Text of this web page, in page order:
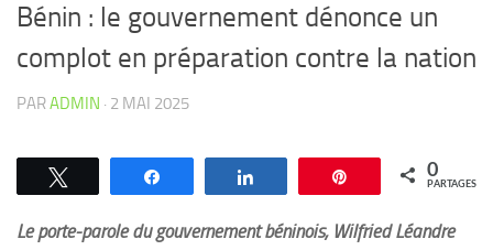
Bénin : le gouvernement dénonce un
complot en préparation contre la nation
PARADMIN · 2 MAI 2025
Épingle 0
PARTAGES
Le porte-parole du gouvernement béninois, Wilfried Léandre